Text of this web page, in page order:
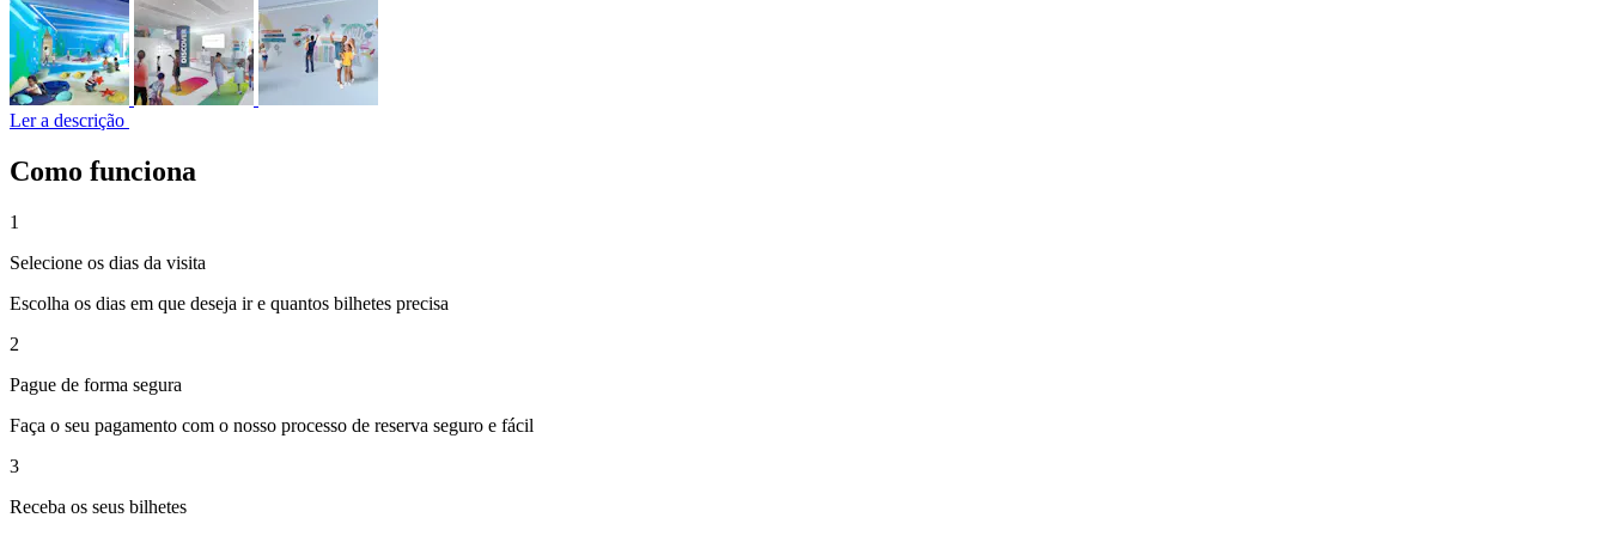
Ler a descrição
Como funciona
1
Selecione os dias da visita
Escolha os dias em que deseja ir e quantos bilhetes precisa
2
Pague de forma segura
Faça o seu pagamento com o nosso processo de reserva seguro e fácil
3
Receba os seus bilhetes